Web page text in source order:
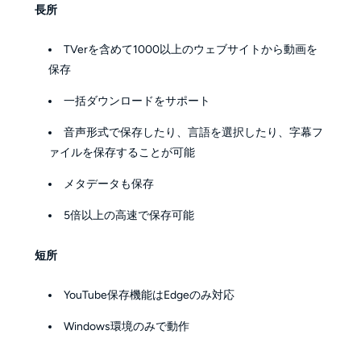
長所
TVerを含めて1000以上のウェブサイトから動画を
保存
一括ダウンロードをサポート
音声形式で保存したり、言語を選択したり、字幕フ
ァイルを保存することが可能
メタデータも保存
5倍以上の高速で保存可能
短所
YouTube保存機能はEdgeのみ対応
Windows環境のみで動作